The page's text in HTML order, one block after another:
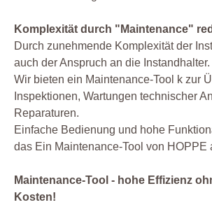
Komplexität durch "Maintenance"
Durch zunehmende Komplexität der
auch der Anspruch an die Instandhalter.
Wir bieten ein Maintenance-Tool k zur
Inspektionen, Wartungen technischer
Reparaturen.
Einfache Bedienung und hohe
das Ein Maintenance-Tool von HOPPE
Maintenance-Tool - hohe Effizienz
Kosten!